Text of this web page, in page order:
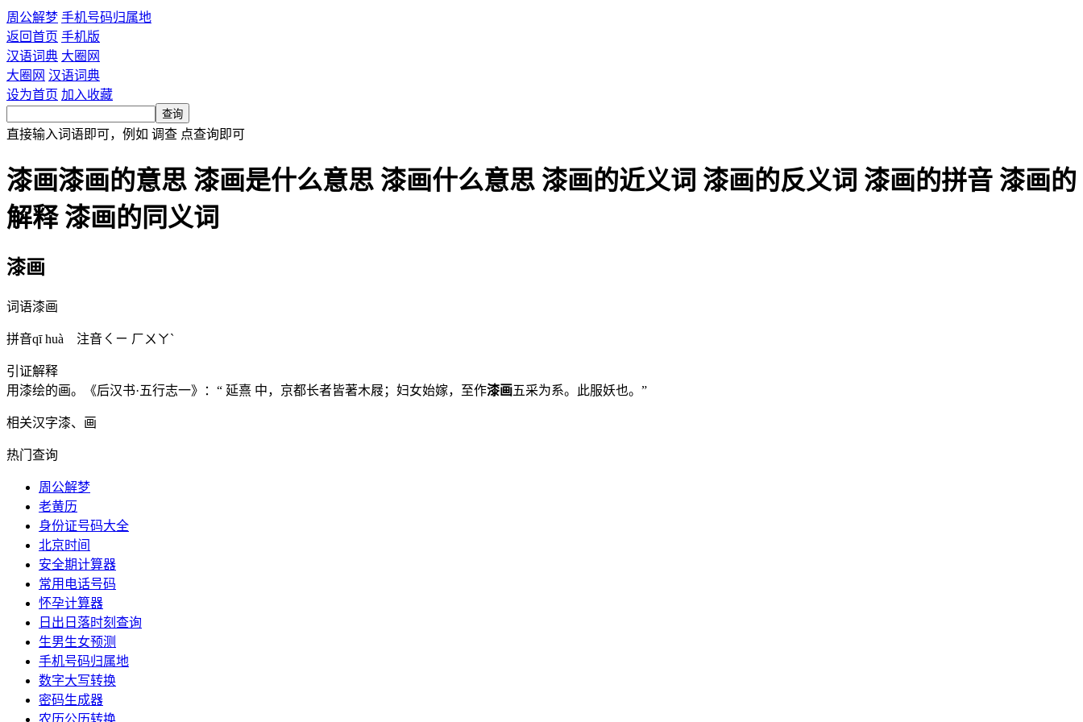
周公解梦 手机号码归属地
返回首页 手机版
汉语词典 大圈网
大圈网 汉语词典
设为首页 加入收藏
直接输入词语即可，例如 调查 点查询即可
漆画漆画的意思 漆画是什么意思 漆画什么意思 漆画的近义词 漆画的反义词 漆画的拼音 漆画的
解释 漆画的同义词
漆画
词语漆画
拼音qī huà 注音ㄑㄧ ㄏㄨㄚˋ
引证解释
用漆绘的画。《后汉书·五行志一》：“ 延熹 中，京都长者皆著木屐；妇女始嫁，至作漆画五采为系。此服妖也。”
相关汉字漆、画
热门查询
周公解梦
老黄历
身份证号码大全
北京时间
安全期计算器
常用电话号码
怀孕计算器
日出日落时刻查询
生男生女预测
手机号码归属地
数字大写转换
密码生成器
农历公历转换